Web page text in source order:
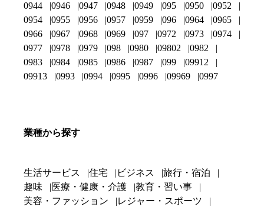
0944
0946 0947 0948 0949 095 0950
0952
0954
0955 0956 0957 0959 096 0964
0965
0966
0967 0968 0969 097 0972 0973
0974
0977
0978 0979 098 0980 09802
0982
0983
0984 0985 0986 0987 099
09912
09913
0993 0994 0995 0996 09969 0997
業種から探す
生活サービス 住宅 ビジネス
旅行・宿泊
趣味
医療・健康・介護
教育・習い事
美容・ファッション
レジャー・スポーツ